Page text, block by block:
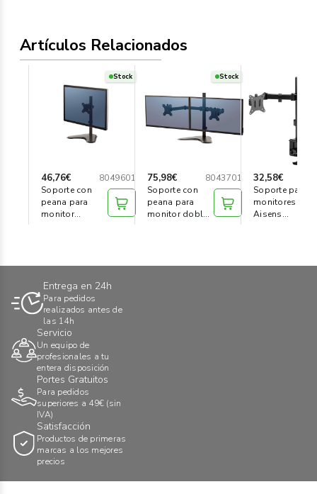
Artículos Relacionados
Stock
46,76€
8049601
Soporte con
peana para
monitor
Stock
75,98€
8043701
Soporte con
peana para
monitor doble
32,58€
Soporte para 2
monitores
Aisens
Entrega en 24h
Para pedidos
realizados antes de
las 14h
Servicio
Un equipo de
profesionales a tu
entera disposición
Portes Gratuitos
Para pedidos
superiores a 49€ (sin
IVA)
Satisfacción
Productos de primeras
marcas a los mejores
precios